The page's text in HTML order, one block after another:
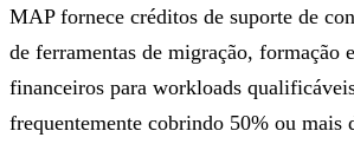
MAP fornece créditos de suporte de
de ferramentas de migração, formação
financeiros para workloads
frequentemente cobrindo 50% ou mais